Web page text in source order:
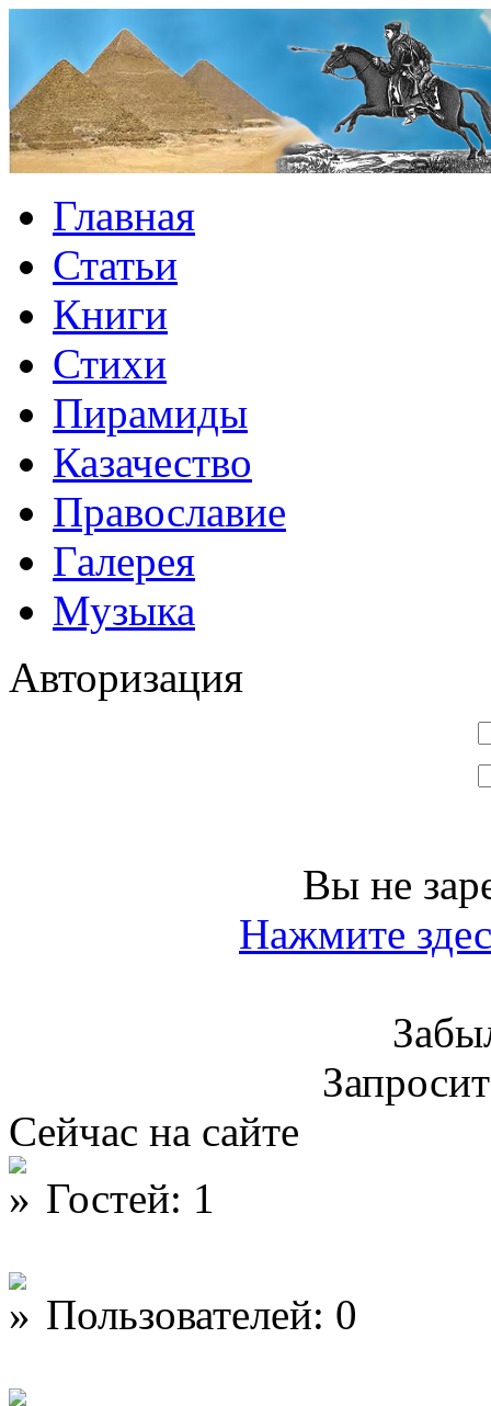
Главная
Статьи
Книги
Стихи
Пирамиды
Казачество
Православие
Галерея
Музыка
Авторизация
Вы не
Нажмите
Сейчас на сайте
Гостей: 1
Пользователей: 0